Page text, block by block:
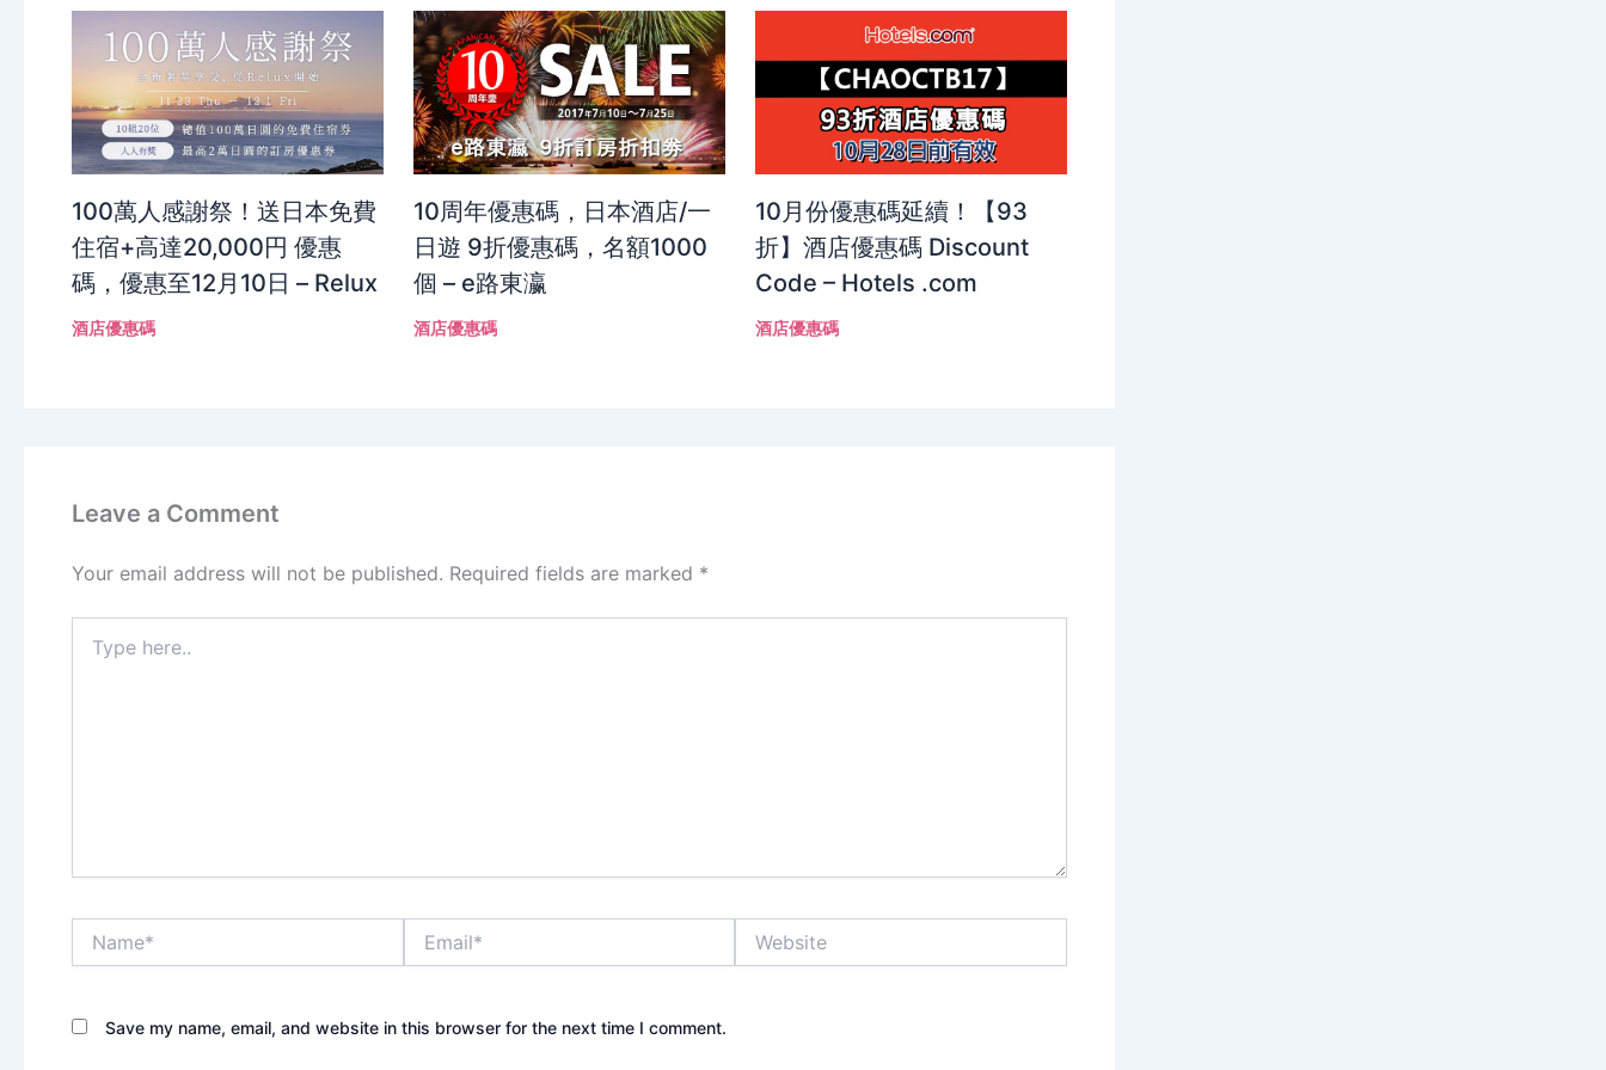
100萬人感謝祭！送日本免費
住宿+高達20,000円 優惠
碼，優惠至12月10日 – Relux
酒店優惠碼
10周年優惠碼，日本酒店/一
日遊 9折優惠碼，名額1000
個 – e路東瀛
酒店優惠碼
10月份優惠碼延續！【93
折】酒店優惠碼 Discount
Code – Hotels .com
酒店優惠碼
Leave a Comment
Your email address will not be published. Required fields are marked *
here..
Save my name, email, and website in this browser for the next time I comment.